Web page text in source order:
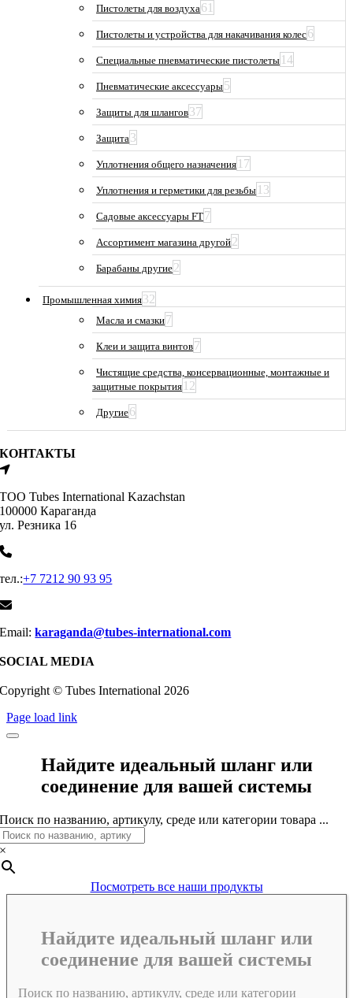
Пистолеты для воздуха61
Пистолеты и устройства для накачивания колес6
Специальные пневматические пистолеты 14
Пневматические аксессуары5
Защиты для шлангов37
Защита3
Уплотнения общего назначения 17
Уплотнения и герметики для резьбы 13
Садовые аксессуары FT7
Ассортимент магазина другой2
Барабаны другие2
Промышленная химия32
Масла и смазки7
Клеи и защита винтов7
Чистящие средства, консервационные, монтажные и
защитные покрытия 12
Другие6
КОНТАКТЫ
ТОО Tubes International Kazachstan
100000 Караганда
ул. Резника 16
тел.:+7 7212 90 93 95
Email:karaganda@tubes-international.com
SOCIAL MEDIA
Copyright © Tubes International 2026
Page load link
Найдите идеальный шланг или
соединение для вашей системы
Поиск по названию, артикулу, среде или категории товара ...
×
Посмотреть все наши продукты
Найдите идеальный шланг или
соединение для вашей системы
Поиск по названию, артикулу, среде или категории